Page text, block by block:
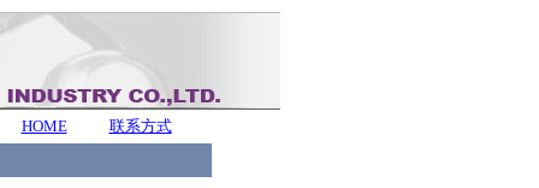
HOME
联系方式